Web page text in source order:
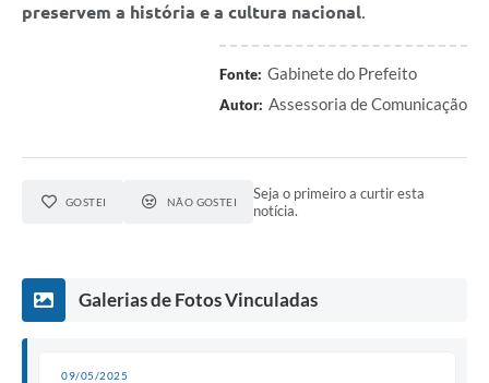
preservem a história e a cultura nacional
Fonte: Gabinete do Prefeito
Autor: Assessoria de Comunicação
GOSTEI NÃO GOSTEI
Seja o primeiro a curtir esta
notícia.
Galerias de Fotos Vinculadas
09/05/2025